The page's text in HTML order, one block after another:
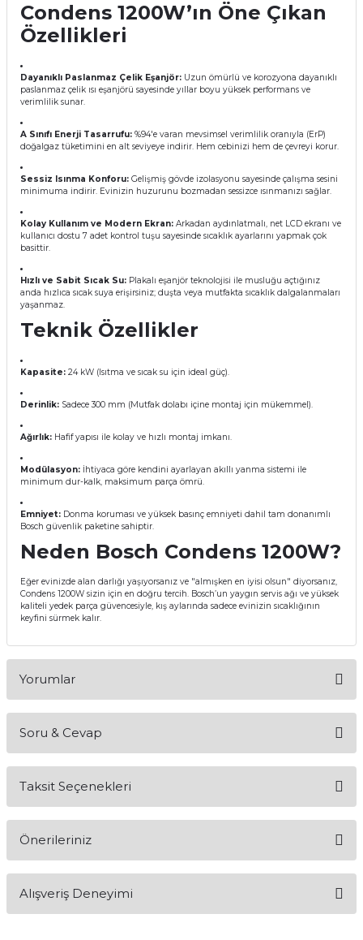
Condens 1200W’ın Öne Çıkan
Özellikleri
Dayanıklı Paslanmaz Çelik Eşanjör: Uzun ömürlü ve korozyona dayanıklı
paslanmaz çelik ısı eşanjörü sayesinde yıllar boyu yüksek performans ve
verimlilik sunar.
A Sınıfı Enerji Tasarrufu: %94'e varan mevsimsel verimlilik oranıyla (ErP)
doğalgaz tüketimini en alt seviyeye indirir. Hem cebinizi hem de çevreyi korur.
Sessiz Isınma Konforu: Gelişmiş gövde izolasyonu sayesinde çalışma sesini
minimuma indirir. Evinizin huzurunu bozmadan sessizce ısınmanızı sağlar.
Kolay Kullanım ve Modern Ekran: Arkadan aydınlatmalı, net LCD ekranı ve
kullanıcı dostu 7 adet kontrol tuşu sayesinde sıcaklık ayarlarını yapmak çok
basittir.
Hızlı ve Sabit Sıcak Su: Plakalı eşanjör teknolojisi ile musluğu açtığınız
anda hızlıca sıcak suya erişirsiniz; duşta veya mutfakta sıcaklık dalgalanmaları
yaşanmaz.
Teknik Özellikler
Kapasite: 24 kW (Isıtma ve sıcak su için ideal güç).
Derinlik: Sadece 300 mm (Mutfak dolabı içine montaj için mükemmel).
Ağırlık: Hafif yapısı ile kolay ve hızlı montaj imkanı.
Modülasyon: İhtiyaca göre kendini ayarlayan akıllı yanma sistemi ile
minimum dur-kalk, maksimum parça ömrü.
Emniyet: Donma koruması ve yüksek basınç emniyeti dahil tam donanımlı
Bosch güvenlik paketine sahiptir.
Neden Bosch Condens 1200W?
Eğer evinizde alan darlığı yaşıyorsanız ve "almışken en iyisi olsun" diyorsanız,
Condens 1200W sizin için en doğru tercih. Bosch’un yaygın servis ağı ve yüksek
kaliteli yedek parça güvencesiyle, kış aylarında sadece evinizin sıcaklığının
keyfini sürmek kalır.
Yorumlar
Soru & Cevap
Taksit Seçenekleri
Önerileriniz
konularda yetersiz gördüğünüz noktaları öneri formunu
kullanarak tarafımıza iletebilirsiniz.
Alışveriş Deneyimi